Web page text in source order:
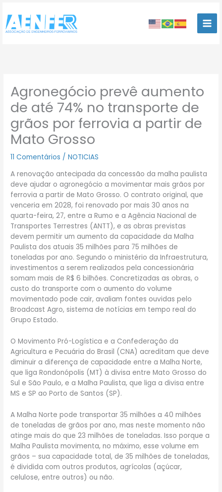
para
conteúdo
Agronegócio prevê aumento
de até 74% no transporte de
grãos por ferrovia a partir de
Mato Grosso
11 Comentários /NOTICIAS
A renovação antecipada da concessão da malha paulista
deve ajudar o agronegócio a movimentar mais grãos por
ferrovia a partir de Mato Grosso. O contrato original, que
venceria em 2028, foi renovado por mais 30 anos na
quarta-feira, 27, entre a Rumo e a Agência Nacional de
Transportes Terrestres (ANTT), e as obras previstas
devem permitir um aumento da capacidade da Malha
Paulista dos atuais 35 milhões para 75 milhões de
toneladas por ano. Segundo o ministério da Infraestrutura,
investimentos a serem realizados pela concessionária
somam mais de R$ 6 bilhões. Concretizadas as obras, o
custo do transporte com o aumento do volume
movimentado pode cair, avaliam fontes ouvidas pelo
Broadcast Agro, sistema de notícias em tempo real do
Grupo Estado.
O Movimento Pró-Logística e a Confederação da
Agricultura e Pecuária do Brasil (CNA) acreditam que deve
diminuir a diferença de capacidade entre a Malha Norte,
que liga Rondonópolis (MT) à divisa entre Mato Grosso do
Sul e São Paulo, e a Malha Paulista, que liga a divisa entre
MS e SP ao Porto de Santos (SP).
A Malha Norte pode transportar 35 milhões a 40 milhões
de toneladas de grãos por ano, mas neste momento não
atinge mais do que 23 milhões de toneladas. Isso porque a
Malha Paulista movimenta, no máximo, esse volume em
grãos – sua capacidade total, de 35 milhões de toneladas,
é dividida com outros produtos, agrícolas (açúcar,
celulose, entre outros) ou não.